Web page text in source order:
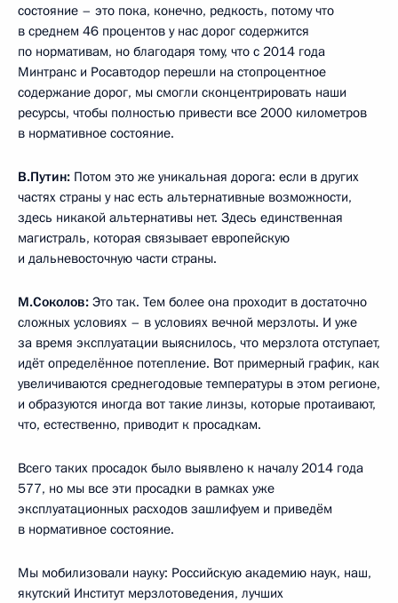
состояние – это пока, конечно, редкость, потому что
в среднем 46 процентов у нас дорог содержится
по нормативам, но благодаря тому, что с 2014 года
Минтранс и Росавтодор перешли на стопроцентное
содержание дорог, мы смогли сконцентрировать наши
ресурсы, чтобы полностью привести все 2000 километров
в нормативное состояние.
В.Путин: Потом это же уникальная дорога: если в других
частях страны у нас есть альтернативные возможности,
здесь никакой альтернативы нет. Здесь единственная
магистраль, которая связывает европейскую
и дальневосточную части страны.
М.Соколов: Это так. Тем более она проходит в достаточно
сложных условиях – в условиях вечной мерзлоты. И уже
за время эксплуатации выяснилось, что мерзлота отступает,
идёт определённое потепление. Вот примерный график, как
увеличиваются среднегодовые температуры в этом регионе,
и образуются иногда вот такие линзы, которые протаивают,
что, естественно, приводит к просадкам.
Всего таких просадок было выявлено к началу 2014 года
577, но мы все эти просадки в рамках уже
эксплуатационных расходов зашлифуем и приведём
в нормативное состояние.
Мы мобилизовали науку: Российскую академию наук, наш,
якутский Институт мерзлотоведения, лучших